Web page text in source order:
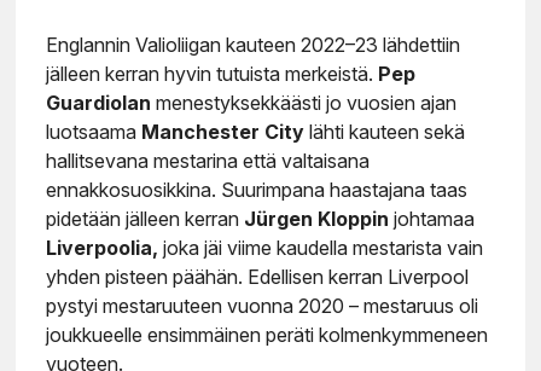
Englannin Valioliigan kauteen 2022–23 lähdettiin
jälleen kerran hyvin tutuista merkeistä. Pep
Guardiolanmenestyksekkäästi jo vuosien ajan
luotsaama Manchester Citylähti kauteen sekä
hallitsevana mestarina että valtaisana
ennakkosuosikkina. Suurimpana haastajana taas
pidetään jälleen kerran Jürgen Kloppinjohtamaa
Liverpoolia,joka jäi viime kaudella mestarista vain
yhden pisteen päähän. Edellisen kerran Liverpool
pystyi mestaruuteen vuonna 2020 – mestaruus oli
joukkueelle ensimmäinen peräti kolmenkymmeneen
vuoteen.